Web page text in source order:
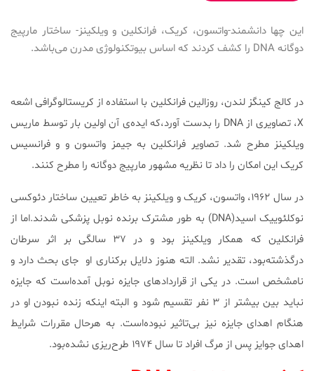
این چها دانشمند-واتسون، کریک، فرانکلین و ویلکینز- ساختار مارپیج
دوگانه‌ DNA را کشف کردند که اساس بیوتکنولوژی مدرن می‌باشد.
در کالج کینگز لندن، روزالین فرانکلین با استفاده از کریستالوگرافی اشعه
X، تصاویری از DNA را بدست آورد،که ایده‌‌ی آن اولین بار توسط ماریس
ویلکینز مطرح شد. تصاویر فرانکلین به جیمز واتسون و و فرانسیس
کریک این امکان را داد تا نظریه مشهور مارپیج دوگانه را مطرح کنند.
در سال ۱۹۶۲، واتسون، کریک و ویلکینز به خاطر تعیین ساختار دئوکسی
نوکلئوییک اسید(DNA) به طور مشترک برنده نوبل پزشکی شدند.اما از
فرانکلین که همکار ویلکینز بود و در ۳۷ سالگی بر اثر سرطان
درگذشته‌بود، تقدیر نشد. الته هنوز دلایل برکناری او جای بحث دارد و
نامشخص است. در یکی از قراردادهای جایزه نوبل آمده‌است که جایزه
نباید بین بیشتر از ۳ نفر تقسیم شود و البته اینکه زنده نبودن او در
هنگام اهدای جایزه نیز بی‌تاثیر نبوده‌است. به هرحال مقررات شرایط
اهدای جوایز پس از مرگ افراد تا سال ۱۹۷۴ طرح‌ریزی نشده‌بود.